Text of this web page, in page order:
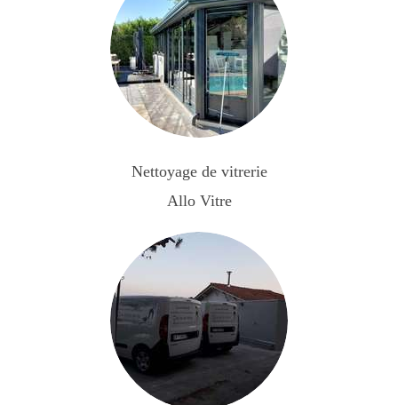
Nettoyage de vitrerie
Allo Vitre